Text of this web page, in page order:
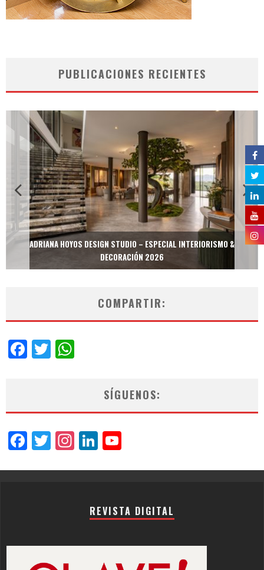
PUBLICACIONES RECIENTES
ADRIANA HOYOS DESIGN STUDIO – ESPECIAL INTERIORISMO &
DECORACIÓN 2026
COMPARTIR:
Facebook
Twitter
SÍGUENOS:
Facebook
Twitter
Instagram
LinkedIn
REVISTA DIGITAL